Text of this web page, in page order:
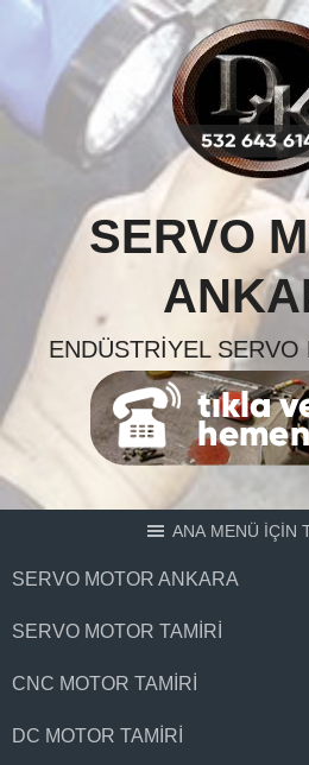
Skip
content
SERVO
ENDÜSTRIYEL
ANA MENÜ İÇİN
SERVO MOTOR ANKARA
SERVO MOTOR TAMIRI
CNC MOTOR TAMIRI
DC MOTOR TAMIRI